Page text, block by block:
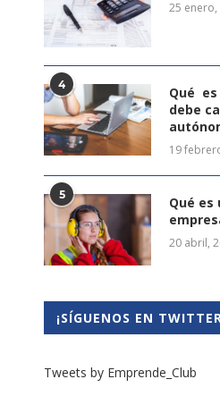
25 enero,
4
Qué es
debe
19
5
Qué es
20 abril,
¡SÍGUENOS EN
Tweets by Emprende_Club